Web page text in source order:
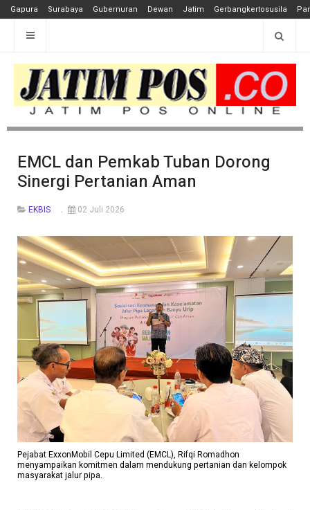
Gapura Surabaya Gubernuran Dewan Jatim Gerbangkertosusila
EMCL dan Pemkab Tuban Dorong
Sinergi Pertanian Aman
EKBIS 02 Juli 2026
Pejabat ExxonMobil Cepu Limited (EMCL), Rifqi Romadhon
menyampaikan komitmen dalam mendukung pertanian dan kelompok
masyarakat jalur pipa.